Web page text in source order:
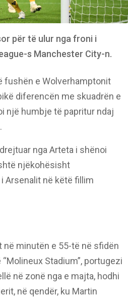
për të ulur nga froni i
s Manchester City-n.
fushën e Wolverhamptonit
diferencën me skuadrën e
një humbje të papritur ndaj
nga Arteta i shënoi
njëkohësisht
Arsenalit në këtë fillim
në minutën e 55-të në sfidën
Stadium”, portugezi
në zonë nga e majta, hodhi
në qendër, ku Martin